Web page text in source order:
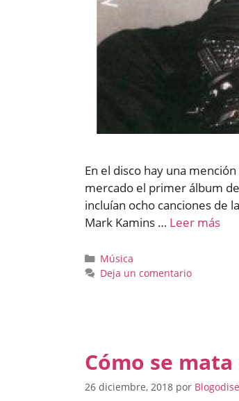
En el disco hay una
mercado el primer álbum
incluían ocho canciones de
Mark Kamins … Leer más
Categorías
Música
Deja un comentario
Cómo se
26 diciembre, 2018 por